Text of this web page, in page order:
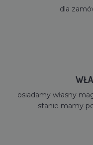
dla
osiadamy własny
stanie mamy